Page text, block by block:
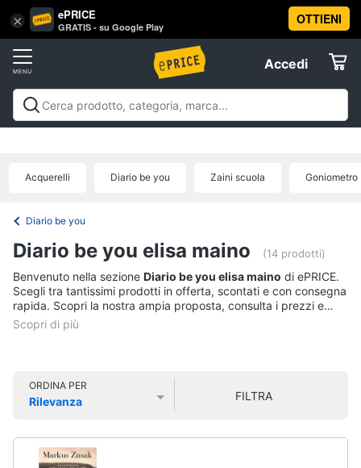
× ePRICE
GRATIS - su Google Play
OTTIENI
Accedi
Accedi
Registrati
Offerte
Tv
e
Home
Cinema
home
Vai
al
Acquerelli Diario be you Zaini scuola Goniometro
Diario be you
Diario be you elisa maino (14 prodotti)
Benvenuto nella sezione Diario be you elisa maino di ePRICE.
Scegli tra tantissimi prodotti in offerta, scontati e con consegna
rapida. Scopri la nostra ampia proposta, consulta i prezzi e
acquista comodamente online.
ORDINA PER
Rilevanza
FILTRA